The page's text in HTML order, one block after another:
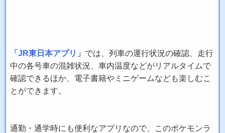
「JR東日本アプリ」 では、列車の運行状況の確認、走行
中の各号車の混雑状況、車内温度などがリアルタイムで
確認できるほか、電子書籍やミニゲームなども楽しむこ
とができます。
通勤・通学時にも便利なアプリなので、このポケモンラ